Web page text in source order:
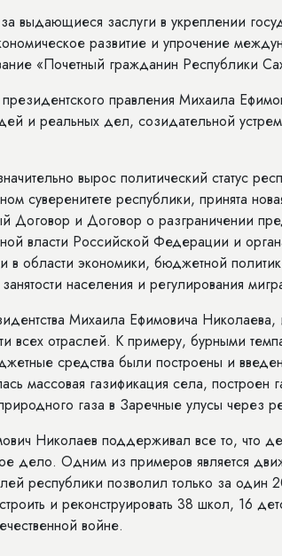
выдающиеся заслуги в укреплении
развитие и упрочение
«Почетный гражданин Республики
правления Михаила
и реальных дел, созидательной
вырос политический статус
суверенитете республики, принята
Договор и Договор о разграничении
власти Российской Федерации и
в области экономики, бюджетной
населения и регулирования
Михаила Ефимовича
всех отраслей. К примеру, бурными
средства были построены и
массовая газификация села,
газа в Заречные улусы через
Николаев поддерживал все то, что
дело. Одним из примеров является
республики позволил только за один
и реконструировать 38 школ, 16
вой­не.